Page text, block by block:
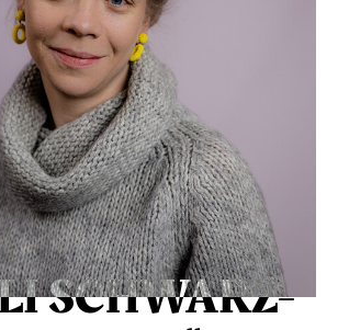
SCHWARZ-